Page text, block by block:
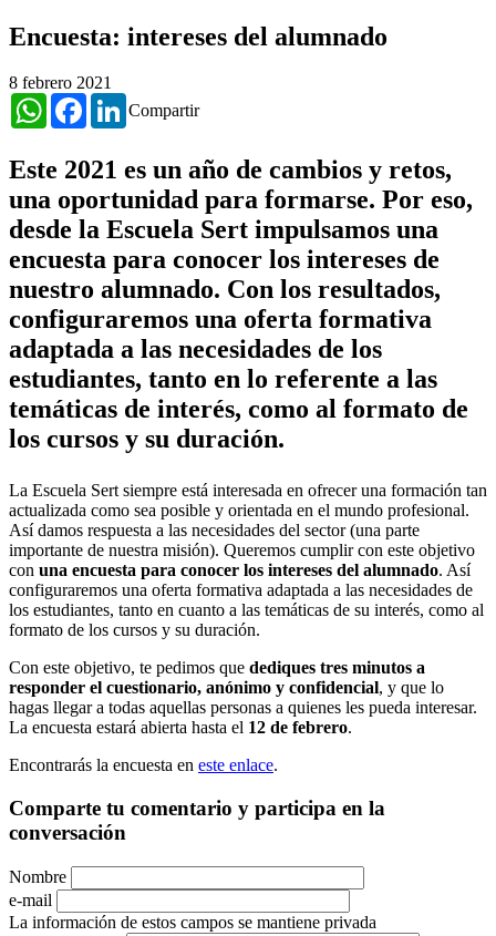
Encuesta: intereses del alumnado
8 febrero 2021
Compartir
WhatsAppFacebookLinkedIn
Este 2021 es un año de cambios y retos,
una oportunidad para formarse. Por eso,
desde la Escuela Sert impulsamos una
encuesta para conocer los intereses de
nuestro alumnado. Con los resultados,
configuraremos una oferta formativa
adaptada a las necesidades de los
estudiantes, tanto en lo referente a las
temáticas de interés, como al formato de
los cursos y su duración.
La Escuela Sert siempre está interesada en ofrecer una formación tan
actualizada como sea posible y orientada en el mundo profesional.
Así damos respuesta a las necesidades del sector (una parte
importante de nuestra misión). Queremos cumplir con este objetivo
con una encuesta para conocer los intereses del alumnado. Así
configuraremos una oferta formativa adaptada a las necesidades de
los estudiantes, tanto en cuanto a las temáticas de su interés, como al
formato de los cursos y su duración.
Con este objetivo, te pedimos que dediques tres minutos a
responder el cuestionario, anónimo y confidencial, y que lo
hagas llegar a todas aquellas personas a quienes les pueda interesar.
La encuesta estará abierta hasta el 12 de febrero.
Encontrarás la encuesta en este enlace.
Comparte tu comentario y participa en la
conversación
Nombre
e-mail
La información de estos campos se mantiene privada